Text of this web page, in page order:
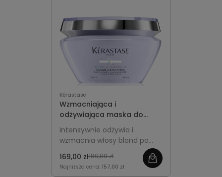
Kérastase
Wzmacniająca i
odżywiająca maska do
włosów blond po zabiegach
rozjaśniania 200ml -
Kérastase Blond Absolu
Cicaextreme
Intensywnie odżywia i
wzmacnia włosy blond po
rozjaśnianiu, regenerując ich
strukturę i nadając im
miękkość oraz blask.
169,00 zł180,00 zł
Najniższa cena: 157,00 zł